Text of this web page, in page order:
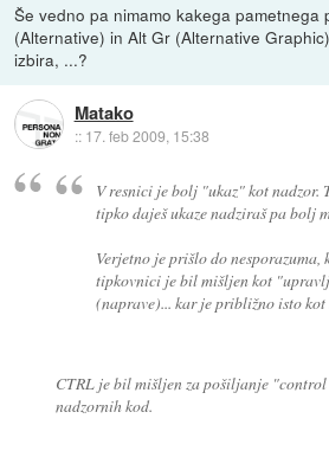
Še vedno pa nimamo kakega pametnega
(Alternative) in Alt Gr (Alternative
izbira, ...?
Matako
:: 17. feb 2009, 15:38
V resnici je bolj "ukaz" kot nadzor.
tipko daješ ukaze nadziraš pa bolj
Verjetno je prišlo do
tipkovnici je bil mišljen kot
(naprave)... kar je približno isto kot
CTRL je bil mišljen za pošiljanje
nadzornih kod.